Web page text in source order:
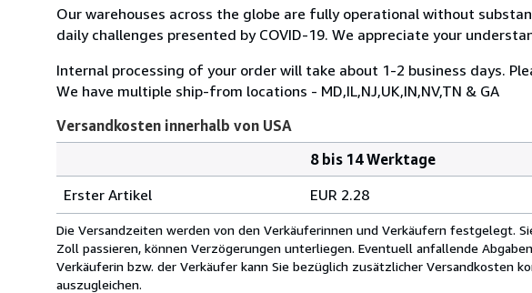
Our warehouses across the globe are fully operational without
daily challenges presented by COVID-19. We appreciate your
Internal processing of your order will take about 1-2 business days.
We have multiple ship-from locations - MD,IL,NJ,UK,IN,NV,TN & GA
Versandkosten innerhalb von USA
innerhalb
von
USA
8 bis 14 Werktage
Erster Artikel
EUR 2.28
Die Versandzeiten werden von den Verkäuferinnen und Verkäufern festgelegt.
Zoll passieren, können Verzögerungen unterliegen. Eventuell anfallende
Verkäuferin bzw. der Verkäufer kann Sie bezüglich zusätzlicher Versandkosten
auszugleichen.